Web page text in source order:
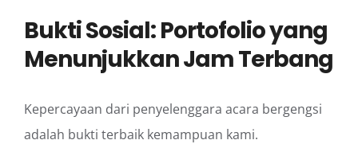
Bukti Sosial: Portofolio yang
Menunjukkan Jam Terbang
Kepercayaan dari penyelenggara acara bergengsi
adalah bukti terbaik kemampuan kami.